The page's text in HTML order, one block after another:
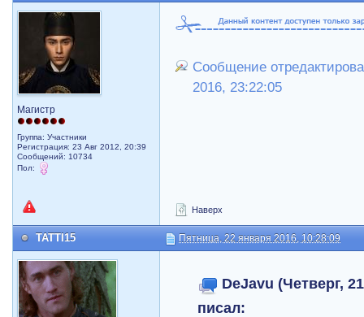
Магистр
Группа: Участники
Регистрация: 23 Авг 2012, 20:39
Сообщений: 10734
Пол:
Сообщение
2016, 23:22:05
Наверх
TATTI15 Пятница, 22 января 2016, 10:28:09
DeJavu (Четверг,
писал: